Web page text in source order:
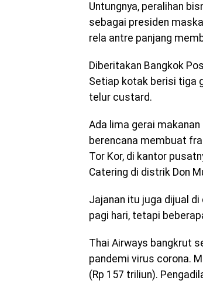
Untungnya, peralihan
sebagai presiden
rela antre panjang
Diberitakan Bangkok
Setiap kotak berisi tiga
telur custard.
Ada lima gerai
berencana membuat
Tor Kor, di kantor
Catering di distrik Don
Jajanan itu juga dijual di
pagi hari, tetapi
Thai Airways bangkrut
pandemi virus corona.
(Rp 157 triliun).